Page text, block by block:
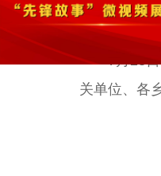
7月23日，
关单位、各